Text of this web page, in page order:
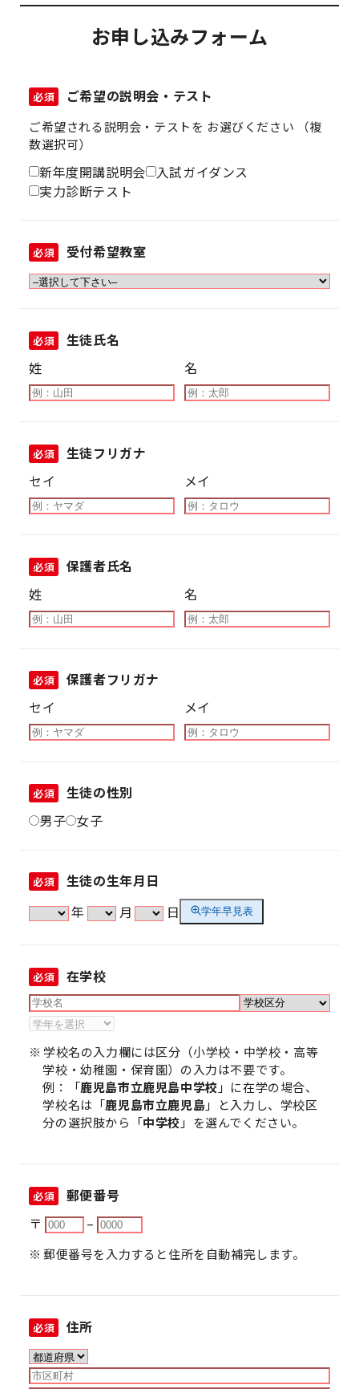
お申し込みフォーム
必須 ご希望の説明会・テスト
ご希望される説明会・テストを お選びください （複
数選択可）
新年度開講説明会 入試ガイダンス
実力診断テスト
必須 受付希望教室
必須
生徒氏名
姓
名
必須
生徒フリガナ
セイ
メイ
必須
保護者氏名
姓
名
必須
保護者フリガナ
セイ
メイ
必須
生徒の性別
男子 女子
必須
生徒の生年月日
年
月 日 学年早見表
必須 在学校
学校名の入力欄には区分（小学校・中学校・高等
学校・幼稚園・保育園）の入力は不要です。
例：「鹿児島市立鹿児島中学校 」に在学の場合、
学校名は「鹿児島市立鹿児島」と入力し、学校区
分の選択肢から「中学校 」を選んでください。
必須
郵便番号
〒
–
郵便番号を入力すると住所を自動補完します。
必須 住所